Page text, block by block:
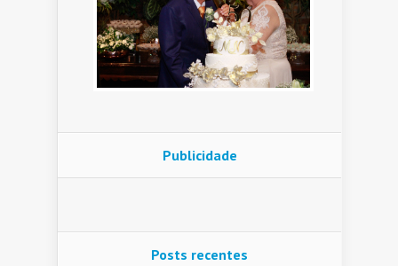
Publicidade
Posts recentes